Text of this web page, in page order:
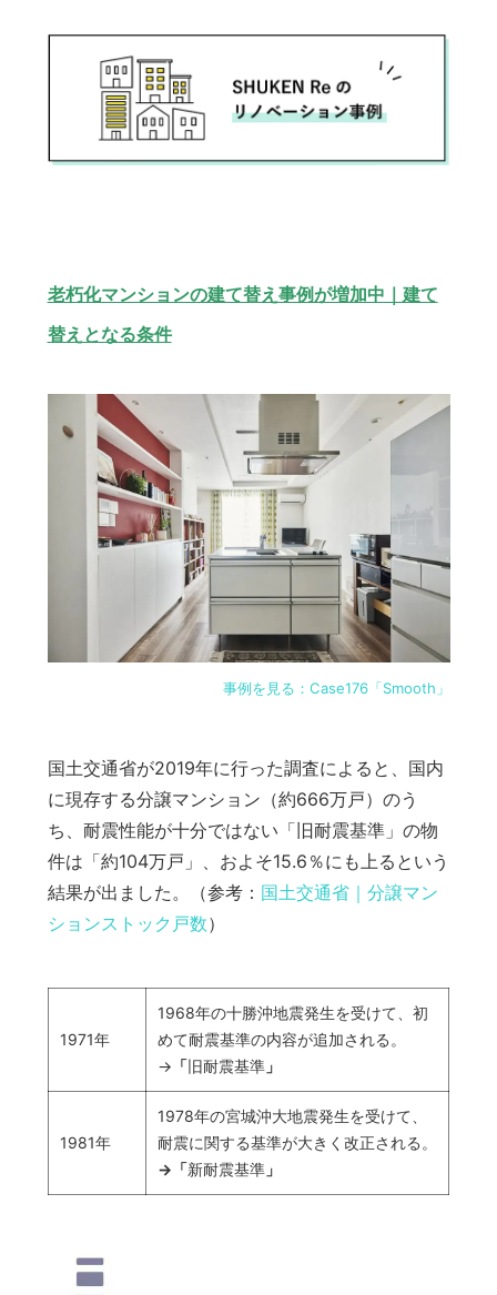
老朽化マンションの建て替え事例が増加中｜建て
替えとなる条件
事例を見る：Case176「Smooth」
国土交通省が2019年に行った調査によると、国内
に現存する分譲マンション（約666万戸）のう
ち、耐震性能が十分ではない「旧耐震基準」の物
件は「約104万戸」、およそ15.6％にも上るという
結果が出ました。（参考： 国土交通省｜分譲マン
ションストック戸数）
1971年
1968年の十勝沖地震発生を受けて、初
めて耐震基準の内容が追加される。
→ 「旧耐震基準」
1981年
1978年の宮城沖大地震発生を受けて、
耐震に関する基準が大きく改正される。
→「新耐震基準」